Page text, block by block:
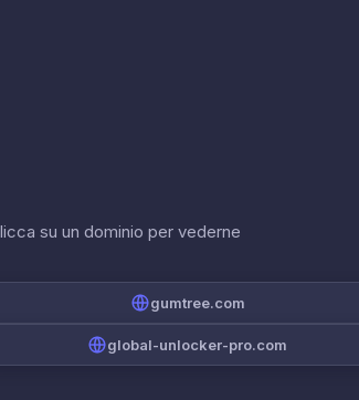
su un dominio per vederne
gumtree.com
global-unlocker-pro.com